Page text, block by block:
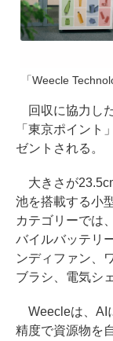
「Weecle
回収に協力し
「東京ポイント
ゼントされる。
大きさが
池を搭載する小
カテゴリーでは
バイルバッテリ
ンディファン、
ブラシ、電気シ
Weecleは、AI
精度で資源物を